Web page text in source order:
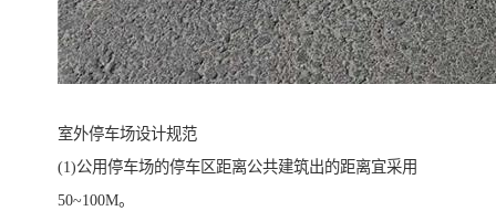
室外停车场设计规范
(1)公用停车场的停车区距离公共建筑出的距离宜采用
50~100M。